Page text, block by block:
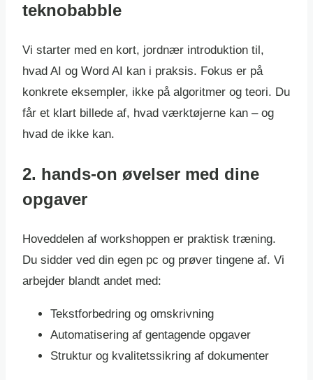
teknobabble
Vi starter med en kort, jordnær introduktion til,
hvad AI og Word AI kan i praksis. Fokus er på
konkrete eksempler, ikke på algoritmer og teori. Du
får et klart billede af, hvad værktøjerne kan – og
hvad de ikke kan.
2. hands-on øvelser med dine
opgaver
Hoveddelen af workshoppen er praktisk træning.
Du sidder ved din egen pc og prøver tingene af. Vi
arbejder blandt andet med:
Tekstforbedring og omskrivning
Automatisering af gentagende opgaver
Struktur og kvalitetssikring af dokumenter